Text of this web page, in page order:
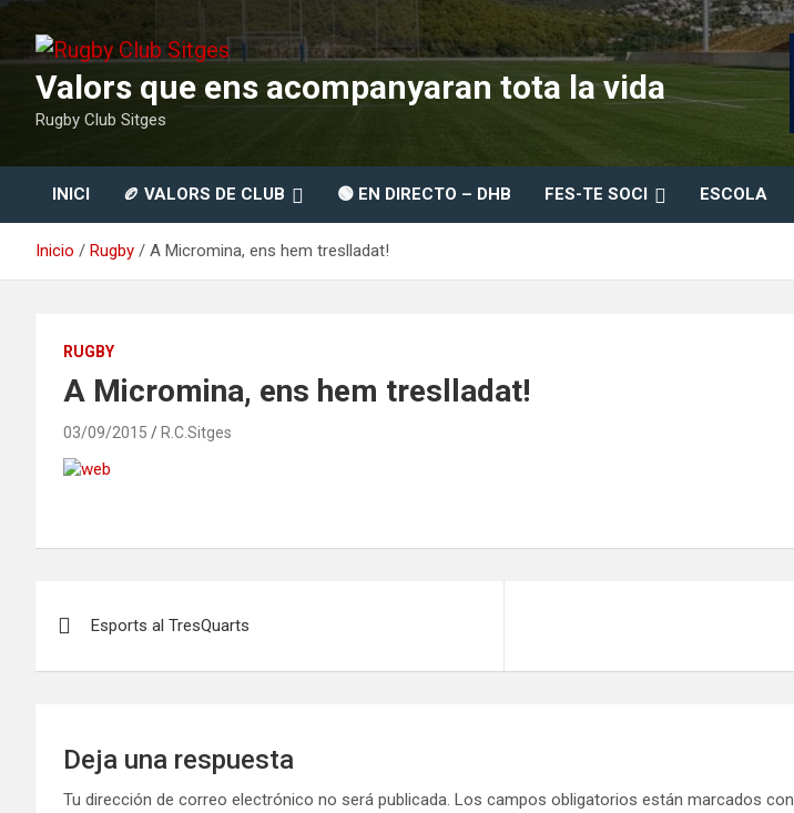
Saltar
contenido
Valors que ens acompanyaran tota la vida
Rugby Club Sitges
INICI 🏉 VALORS DE CLUB 🟢 EN DIRECTO – DHB FES-TE SOCI ESCOLA
Inicio Rugby A Micromina, ens hem treslladat!
RUGBY
A Micromina, ens hem treslladat!
03/09/2015 R.C.Sitges
de
Esports al TresQuarts
Deja una respuesta
Tu dirección de correo electrónico no será publicada. Los campos obligatorios están marcados con